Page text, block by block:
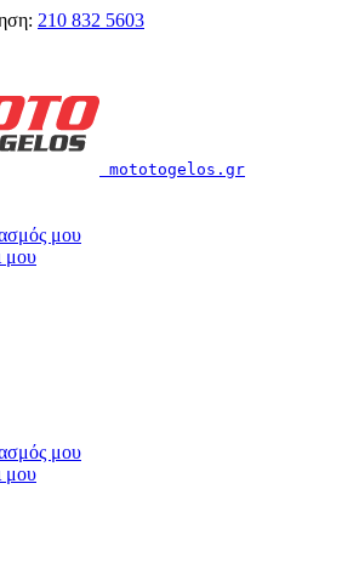
210 832 5603
mototogelos.gr
μου
μου
μου
μου